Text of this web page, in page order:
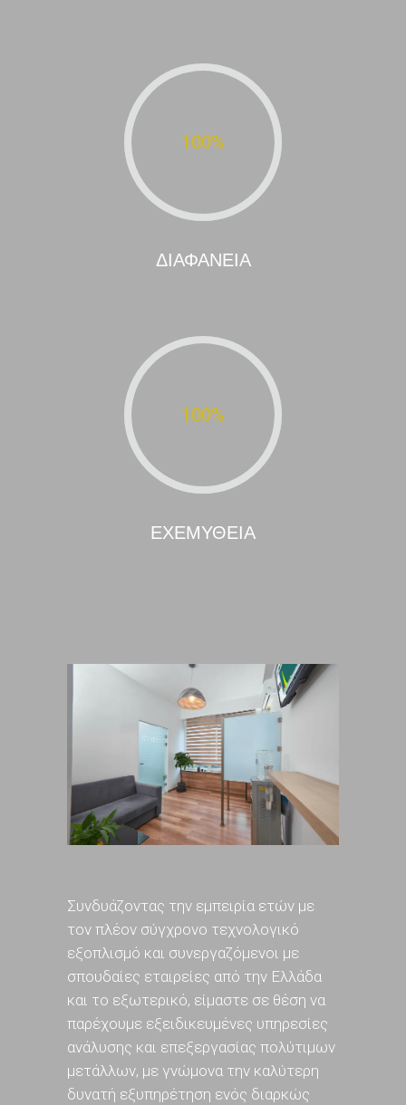
100%
ΔΙΑΦΑΝΕΙΑ
100%
ΕΧΕΜΥΘΕΙΑ
Συνδυάζοντας την εμπειρία ετών με
τον πλέον σύγχρονο τεχνολογικό
εξοπλισμό και συνεργαζόμενοι με
σπουδαίες εταιρείες από την Ελλάδα
και το εξωτερικό, είμαστε σε θέση να
παρέχουμε εξειδικευμένες υπηρεσίες
ανάλυσης και επεξεργασίας πολύτιμων
μετάλλων, με γνώμονα την καλύτερη
δυνατή εξυπηρέτηση ενός διαρκώς